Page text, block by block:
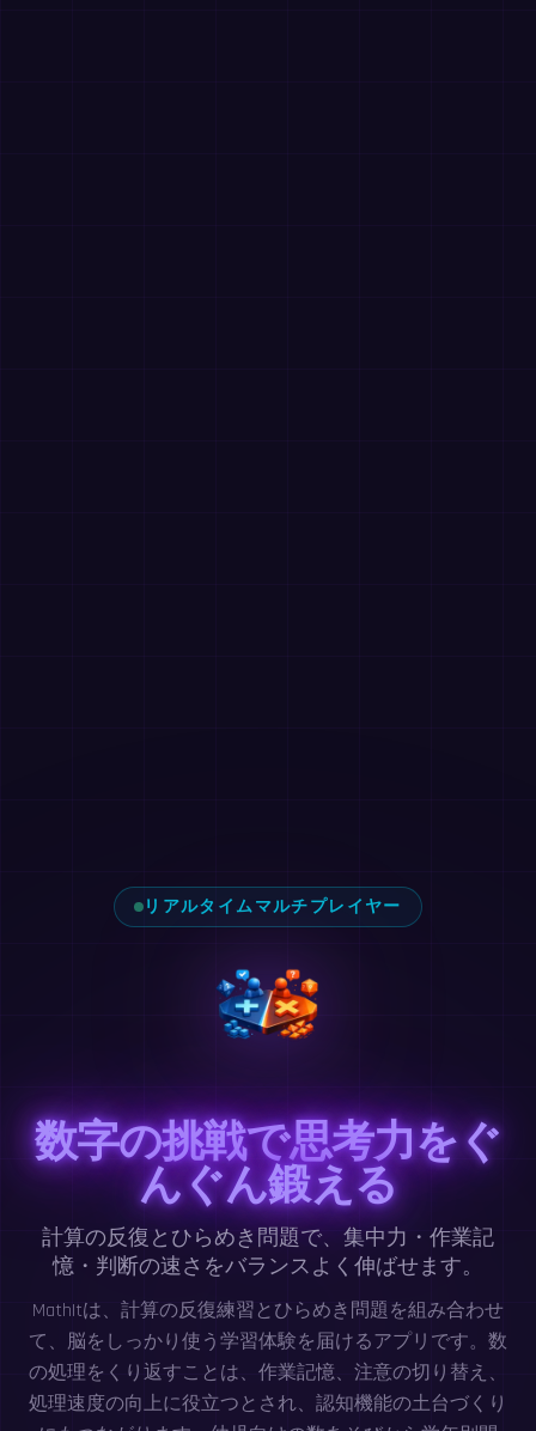
リアルタイムマルチプレイヤー
数字の挑戦で思考力をぐ
んぐん鍛える
計算の反復とひらめき問題で、集中力・作業記
憶・判断の速さをバランスよく伸ばせます。
MathItは、計算の反復練習とひらめき問題を組み合わせ
て、脳をしっかり使う学習体験を届けるアプリです。数
の処理をくり返すことは、作業記憶、注意の切り替え、
処理速度の向上に役立つとされ、認知機能の土台づくり